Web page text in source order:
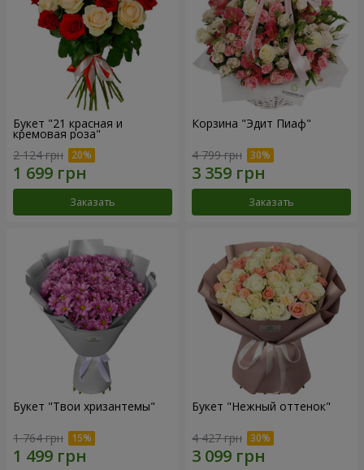
Букет "21 красная и
кремовая роза"
2 124 грн
Заказать
Корзина "Эдит Пиаф"
4 799 грн
Заказать
Букет "Твои хризантемы"
1 764 грн
Букет "Нежный оттенок"
4 427 грн